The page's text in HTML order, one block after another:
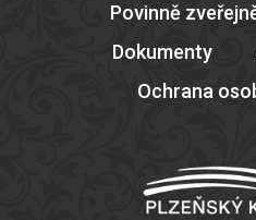
Povinně
Dokumenty
Ochrana